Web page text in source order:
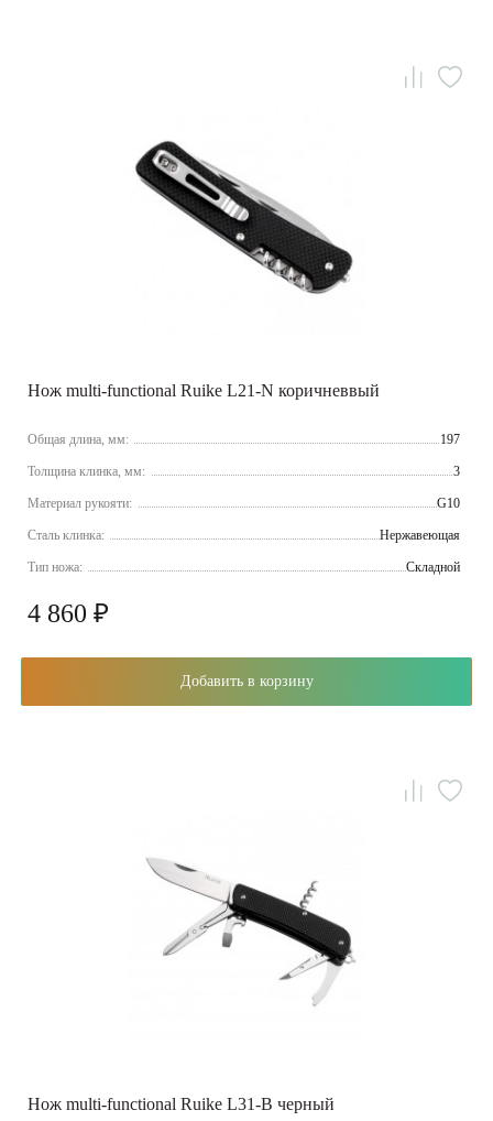
Нож multi-functional Ruike L21-N коричневвый
Общая длина, мм: 197
Толщина клинка, мм: 3
Материал рукояти: G10
Сталь клинка: Нержавеющая
Тип ножа: Складной
4 860 ₽
Добавить в корзину
Нож multi-functional Ruike L31-B черный